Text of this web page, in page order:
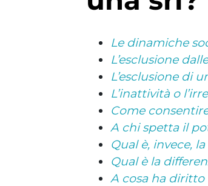
Le dinamiche
L’esclusione
L’esclusione di
L’inattività o
Come
A chi spetta il
Qual è, invece,
Qual è la
A cosa ha diritto